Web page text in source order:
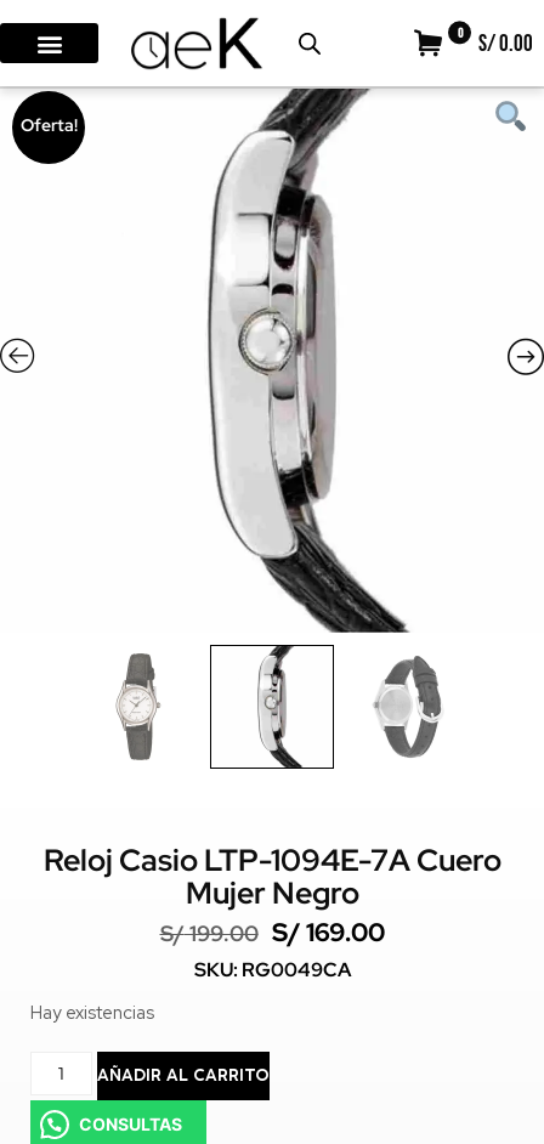
0 S/ 0.00
Oferta!
Reloj Casio LTP-1094E-7A Cuero
Mujer Negro
S/199.00 S/169.00
SKU: RG0049CA
Hay existencias
AÑADIR AL CARRITO
CONSULTAS